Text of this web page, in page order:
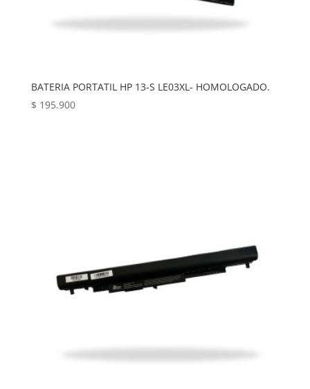
BATERIA PORTATIL HP 13-S LE03XL- HOMOLOGADO.
$ 195.900